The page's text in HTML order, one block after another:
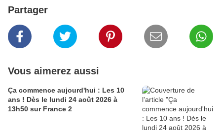
Partager
Vous aimerez aussi
Ça commence aujourd'hui : Les 10
ans ! Dès le lundi 24 août 2026 à
13h50 sur France 2